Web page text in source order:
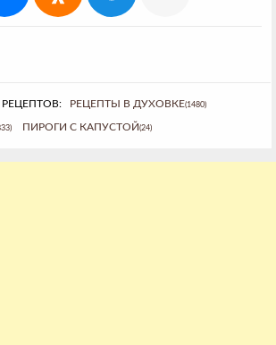
РЕЦЕПТЫ В ДУХОВКЕ(1480)
ПИРОГИ С КАПУСТОЙ(24)